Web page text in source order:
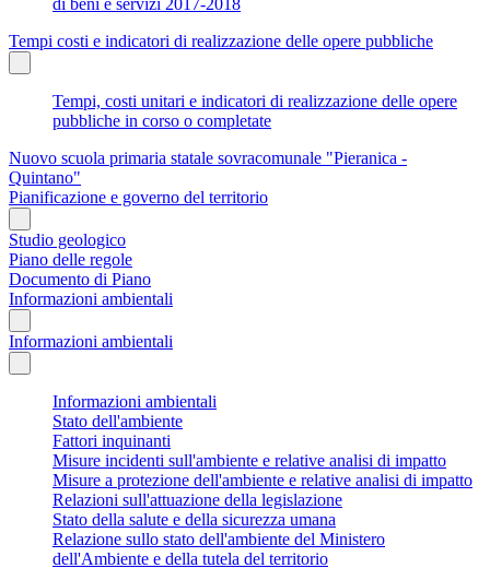
Tempi costi e indicatori di realizzazione delle opere pubbliche
Tempi, costi unitari e indicatori di realizzazione delle opere
pubbliche in corso o completate
Nuovo scuola primaria statale sovracomunale "Pieranica -
Quintano"
Pianificazione e governo del territorio
Studio geologico
Piano delle regole
Documento di Piano
Informazioni ambientali
Informazioni ambientali
Informazioni ambientali
Stato dell'ambiente
Fattori inquinanti
Misure incidenti sull'ambiente e relative analisi di impatto
Misure a protezione dell'ambiente e relative analisi di impatto
Relazioni sull'attuazione della legislazione
Stato della salute e della sicurezza umana
Relazione sullo stato dell'ambiente del Ministero
dell'Ambiente e della tutela del territorio